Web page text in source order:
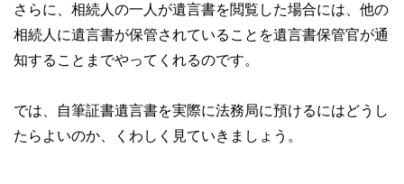
さらに、相続人の一人が遺言書を閲覧した場合には、他の
相続人に遺言書が保管されていることを遺言書保管官が通
知することまでやってくれるのです。
では、自筆証書遺言書を実際に法務局に預けるにはどうし
たらよいのか、くわしく見ていきましょう。